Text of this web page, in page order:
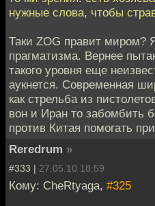
нужные слова, чтобы
Таки ZOG правит миром?
прагматизма. Вернее
такого уровня еще
аукнется. Современная
как стрельба из
вон и Иран то забомбить
против Китая помогать
Reredrum »
#333 | 27.05.10 18:59
Кому: CheRtyaga, #325